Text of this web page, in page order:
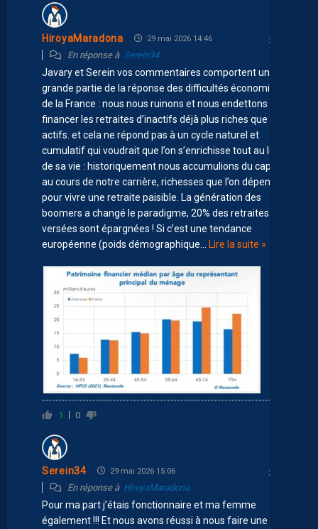
HiroyaMaradona 29 mai 2026 14:46
En réponse à Serein34
Javary et Serein vos commentaires comportent une
grande partie de la réponse des difficultés économiques
de la France : nous nous ruinons et nous endettons pour
financer les retraites d’inactifs déjà plus riches que les
actifs. et cela ne répond pas à un cycle naturel et
cumulatif qui voudrait que l’on s’enrichisse tout au long
de sa vie : historiquement nous accumulions du capital
au cours de notre carrière, richesses que l’on dépensait
pour vivre une retraite paisible. La génération des
boomers a changé le paradigme, 20% des retraites
versées sont épargnées ! Si c’est une tendance
européenne (poids démographique
Lire la suite »
1 0
Serein34 29 mai 2026 15:06
En réponse à HiroyaMaradona
Pour ma part j’étais fonctionnaire et ma femme
également !!! Et nous avons réussi à nous faire une